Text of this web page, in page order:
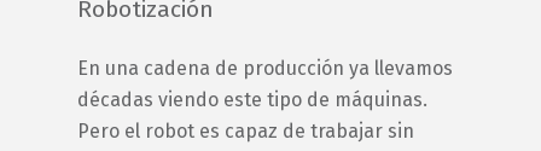
Robotización
En una cadena de producción ya llevamos
décadas viendo este tipo de máquinas.
Pero el robot es capaz de trabajar sin